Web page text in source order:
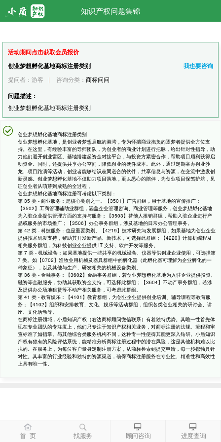
知识产权问题集锦
活动期间点击获取会员报价
创业梦想孵化基地商标注册类别
我也要咨询
提问者：游客 | 咨询分类： 商标问问
问题描述：
创业梦想孵化基地商标注册类别
创业梦想孵化基地商标注册类别
创业梦想孵化基地，是创业者梦想启航的港湾，专为怀揣商业抱负的逐梦者提供全方位支
持。在这里，有经验丰富的导师团队，为创业者的商业计划进行把脉，给出针对性指导，助
力他们避开创业雷区。基地搭建起资金对接平台，与投资方紧密合作，帮助项目顺利获得启
动资金。同时，还提供共享办公空间，降低创业的硬件成本。此外，通过定期举办创业沙
龙、项目路演等活动，创业者能够结识志同道合的伙伴，共享信息与资源，在交流中激发创
新灵感。创业梦想孵化基地不仅助力项目落地，更以悉心的陪伴，为创业项目保驾护航，见
证创业者从萌芽到成熟的全过程 。
创业梦想孵化基地商标注册可考虑以下类别：
第 35 类 - 商业服务：是核心类别之一。【3501】广告群组，用于基地的宣传推广；
【3502】工商管理辅助业群组，涵盖企业管理咨询、商业管理等服务，创业梦想孵化基地
为入驻企业提供管理方面的支持与服务；【3503】替他人推销群组，帮助入驻企业进行产
品或服务的市场推广；【3506】办公事务群组，涉及基地的日常办公管理事务。
第 42 类 - 科技服务：也是重要类别。【4219】技术研究与发展群组，如果基地为创业企业
提供技术研发支持，帮助其开发新产品、新技术，可选择此群组；【4220】计算机编程及
相关服务群组，为科技创业企业提供 IT 支持、软件开发等服务。
第 7 类 - 机械设备：如果基地提供一些共享的机械设备、仪器等供创业企业使用，可选择第
7 类。如【0702】渔牧业用机械及器具群组中的孵化器（此孵化器可理解为企业孵化的一
种象征），以及其他与生产、研发相关的机械设备类别。
第 36 类 - 金融事务：【3602】金融事务群组，若创业梦想孵化基地为入驻企业提供投资、
融资等金融服务，协助其获取资金支持，可选择此群组；【3604】不动产事务群组，若涉
及提供办公场地租赁等不动产相关服务，可考虑此群组。
第 41 类 - 教育娱乐：【4101】教育群组，为创业企业提供创业培训、辅导课程等教育服
务；【4102】组织和安排教育、文化、娱乐等活动群组，组织各类创业相关的研讨会、讲
座、文化活动等。
在商标注册领域，小盾知识产权（右边商标顾问微信联系）有着独特优势。其唯一性首先体
现在专业团队的专注度上，他们只专注于知识产权相关业务，对商标注册的法规、流程和审
查标准了如指掌。与其他综合类服务机构不同，这种专一性使得其能更深入钻研。小盾知识
产权有独有的风险评估系统，能精准分析商标注册过程中的潜在风险，这是其他机构难以比
拟的。在服务上，为每位客户量身定制注册方案，从商标检索到提交申请，每一步都独具针
对性。其丰富的行业经验和独特的资源渠道，确保商标注册服务在专业性、精准性和高效性
上具有唯一性。
首 页 找服务 顾问咨询 进度查询